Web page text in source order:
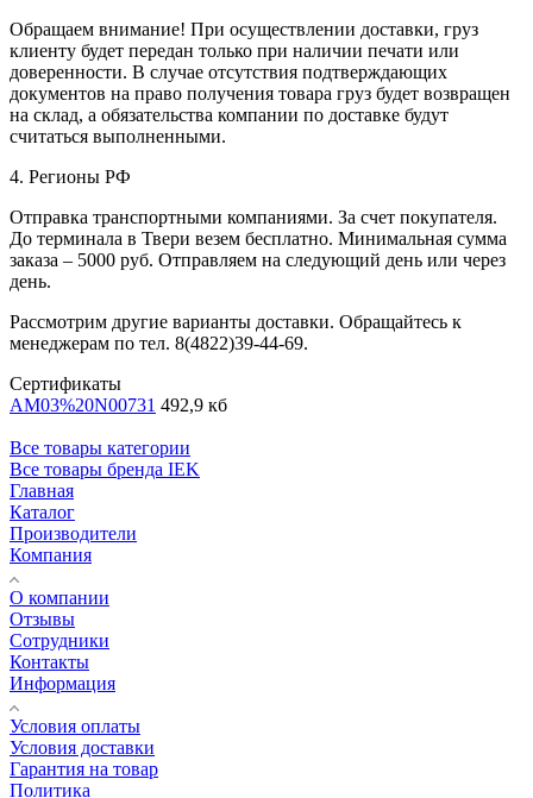
Обращаем внимание! При осуществлении доставки, груз
клиенту будет передан только при наличии печати или
доверенности. В случае отсутствия подтверждающих
документов на право получения товара груз будет возвращен
на склад, а обязательства компании по доставке будут
считаться выполненными.
4. Регионы РФ
Отправка транспортными компаниями. За счет покупателя.
До терминала в Твери везем бесплатно. Минимальная сумма
заказа – 5000 руб. Отправляем на следующий день или через
день.
Рассмотрим другие варианты доставки. Обращайтесь к
менеджерам по тел. 8(4822)39-44-69.
Сертификаты
AM03%20N00731 492,9 кб
Все товары категории
Все товары бренда IEK
Главная
Каталог
Производители
Компания
О компании
Отзывы
Сотрудники
Контакты
Информация
Условия оплаты
Условия доставки
Гарантия на товар
Политика